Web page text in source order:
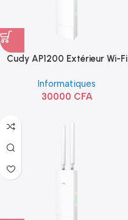
Cudy AP1200 Extérieur Wi-Fi
Informatiques
30000 CFA